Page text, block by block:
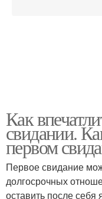
Как
свидании.
первом
Первое свидание
долгосрочных
оставить после